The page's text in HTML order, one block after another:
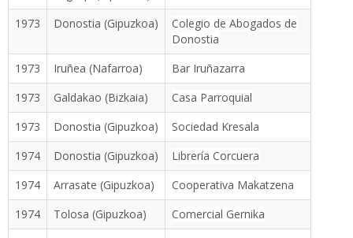
1973
Donostia (Gipuzkoa)
Colegio de Abogados de
Donostia
1973
Iruñea (Nafarroa)
Bar Iruñazarra
1973
Galdakao (Bizkaia)
Casa Parroquial
1973
Donostia (Gipuzkoa)
Sociedad Kresala
1974
Donostia (Gipuzkoa)
Librería Corcuera
1974
Arrasate (Gipuzkoa)
Cooperativa Makatzena
1974
Tolosa (Gipuzkoa)
Comercial Gernika